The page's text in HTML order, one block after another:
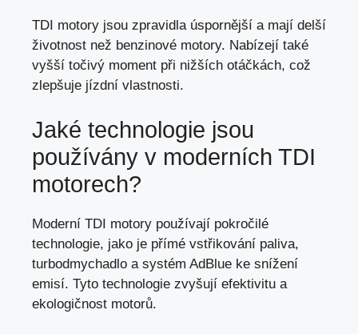
TDI motory jsou zpravidla úspornější a mají delší
životnost než benzinové motory. Nabízejí také
vyšší točivý moment při nižších otáčkách, což
zlepšuje jízdní vlastnosti.
Jaké technologie jsou
používány v moderních TDI
motorech?
Moderní TDI motory používají pokročilé
technologie, jako je přímé vstřikování paliva,
turbodmychadlo a systém AdBlue ke snížení
emisí. Tyto technologie zvyšují efektivitu a
ekologičnost motorů.